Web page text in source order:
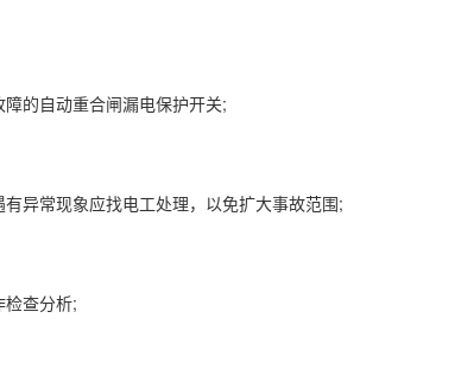
的自动重合闸漏电保护开关;
异常现象应找电工处理，以免扩大事故范围;
查分析;